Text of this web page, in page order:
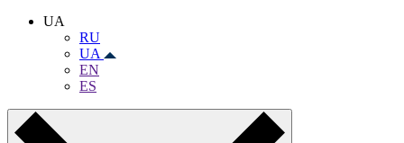
UA
RU
UA
EN
ES